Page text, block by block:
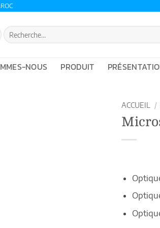
Recherche
pour :
NOUS PRODUIT
ACCUEIL /